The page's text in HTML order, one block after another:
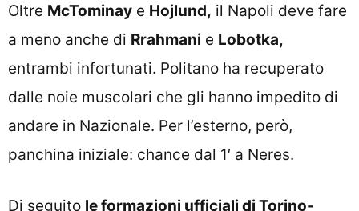
Oltre McTominay e Hojlund, il Napoli deve fare
a meno anche di Rrahmani e Lobotka,
entrambi infortunati. Politano ha recuperato
dalle noie muscolari che gli hanno impedito di
andare in Nazionale. Per l’esterno, però,
panchina iniziale: chance dal 1′ a Neres.
Di seguito le formazioni ufficiali di Torino-